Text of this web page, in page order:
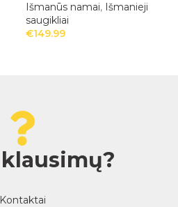
Išmanūs namai, Išmanieji
saugikliai
€149.99
Kontaktai